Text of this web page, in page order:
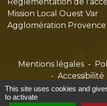
Mission Local Ouest Var
Agglomération
Mentions légales -
- Accessibilité
Gestion
This site uses cookies and
to activate